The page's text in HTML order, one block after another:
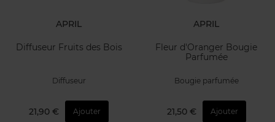
APRIL
Diffuseur Fruits des Bois
Diffuseur
21,90 € Ajouter
APRIL
Fleur d'Oranger Bougie
Parfumée
Bougie parfumée
21,50 € Ajouter